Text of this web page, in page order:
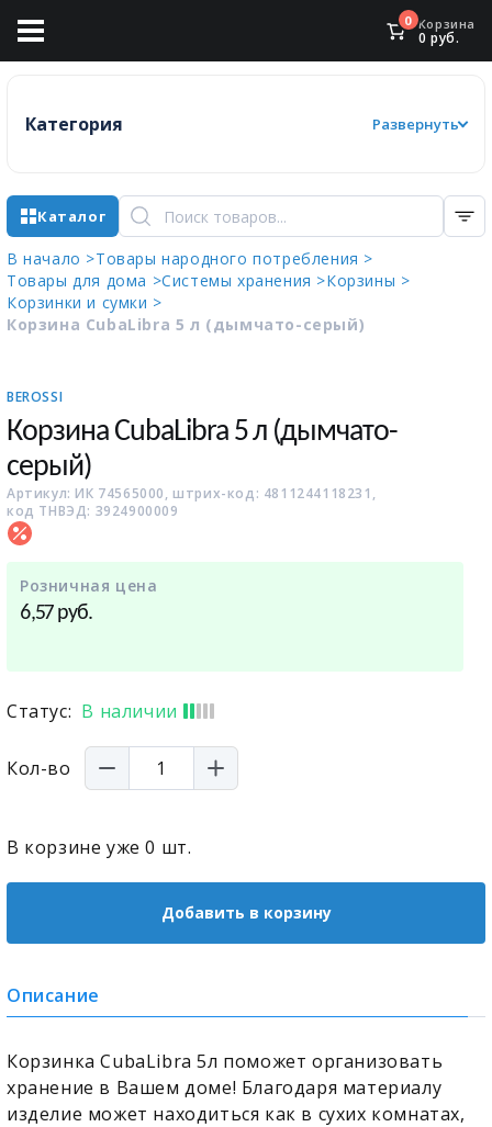
0 Корзина
0 руб.
Категория Развернуть
Каталог
В начало >Товары народного потребления >
Товары для дома >Системы хранения >Корзины >
Корзинки и сумки >
Корзина CubaLibra 5 л (дымчато-серый)
BEROSSI
Корзина CubaLibra 5 л (дымчато-
серый)
Артикул: ИК 74565000, штрих-код: 4811244118231,
код ТНВЭД: 3924900009
Розничная цена
6,57руб.
Статус: В наличии
Кол-во
В корзине уже0 шт.
Добавить в корзину
Описание
Корзинка CubaLibra 5л поможет организовать
хранение в Вашем доме! Благодаря материалу
изделие может находиться как в сухих комнатах,